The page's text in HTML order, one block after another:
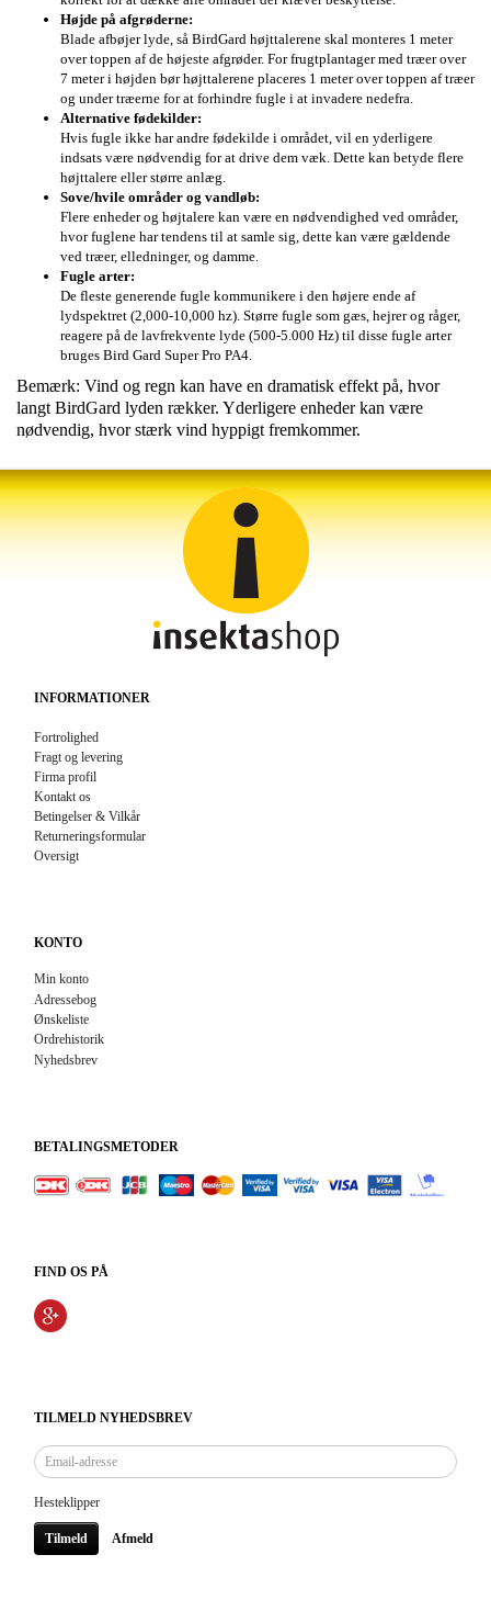
Højde på afgrøderne:
Blade afbøjer lyde, så BirdGard højttalerene skal monteres 1 meter
over toppen af de højeste afgrøder. For frugtplantager med træer over
7 meter i højden bør højttalerene placeres 1 meter over toppen af træer
og under træerne for at forhindre fugle i at invadere nedefra.
Alternative fødekilder:
Hvis fugle ikke har andre fødekilde i området, vil en yderligere
indsats være nødvendig for at drive dem væk. Dette kan betyde flere
højttalere eller større anlæg.
Sove/hvile områder og vandløb:
Flere enheder og højtalere kan være en nødvendighed ved områder,
hvor fuglene har tendens til at samle sig, dette kan være gældende
ved træer, elledninger, og damme.
Fugle arter:
De fleste generende fugle kommunikere i den højere ende af
lydspektret (2,000-10,000 hz). Større fugle som gæs, hejrer og råger,
reagere på de lavfrekvente lyde (500-5.000 Hz) til disse fugle arter
bruges Bird Gard Super Pro PA4.
Bemærk: Vind og regn kan have en dramatisk effekt på, hvor
langt BirdGard lyden rækker. Yderligere enheder kan være
nødvendig, hvor stærk vind hyppigt fremkommer.
INFORMATIONER
Fortrolighed
Fragt og levering
Firma profil
Kontakt os
Betingelser & Vilkår
Returneringsformular
Oversigt
KONTO
Min konto
Adressebog
Ønskeliste
Ordrehistorik
Nyhedsbrev
BETALINGSMETODER
FIND OS PÅ
TILMELD NYHEDSBREV
Email-
adresse
Hesteklipper
Tilmeld Afmeld